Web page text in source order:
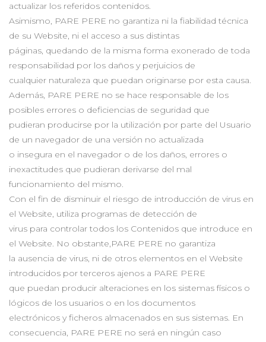
actualizar los referidos contenidos.
Asimismo, PARE PERE no garantiza ni la fiabilidad técnica
de su Website, ni el acceso a sus distintas
páginas, quedando de la misma forma exonerado de toda
responsabilidad por los daños y perjuicios de
cualquier naturaleza que puedan originarse por esta causa.
Además, PARE PERE no se hace responsable de los
posibles errores o deficiencias de seguridad que
pudieran producirse por la utilización por parte del Usuario
de un navegador de una versión no actualizada
o insegura en el navegador o de los daños, errores o
inexactitudes que pudieran derivarse del mal
funcionamiento del mismo.
Con el fin de disminuir el riesgo de introducción de virus en
el Website, utiliza programas de detección de
virus para controlar todos los Contenidos que introduce en
el Website. No obstante,PARE PERE no garantiza
la ausencia de virus, ni de otros elementos en el Website
introducidos por terceros ajenos a PARE PERE
que puedan producir alteraciones en los sistemas físicos o
lógicos de los usuarios o en los documentos
electrónicos y ficheros almacenados en sus sistemas. En
consecuencia, PARE PERE no será en ningún caso